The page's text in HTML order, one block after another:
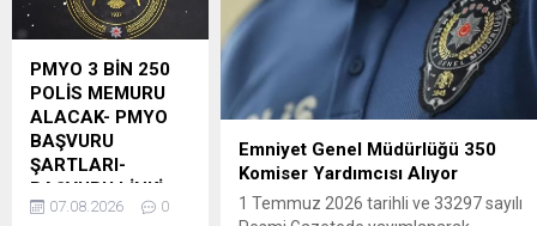
PMYO 3 BİN 250
POLİS MEMURU
ALACAK- PMYO
BAŞVURU
ŞARTLARI-
BAŞVURU LİNKİ
Polis Akademisi
07.08.2026 0
Emniyet Genel Müdürlüğü 350
Komiser Yardımcısı Alıyor
1 Temmuz 2026 tarihli ve 33297 sayılı